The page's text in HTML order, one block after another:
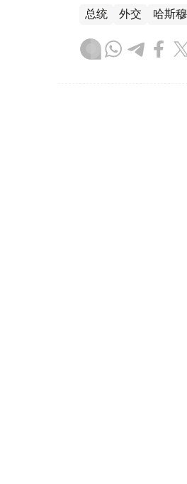
总统 外交 哈斯